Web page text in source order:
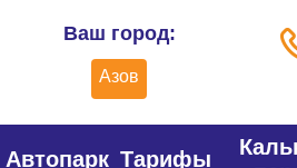
Ваш город:
Азов
Автопарк Тарифы